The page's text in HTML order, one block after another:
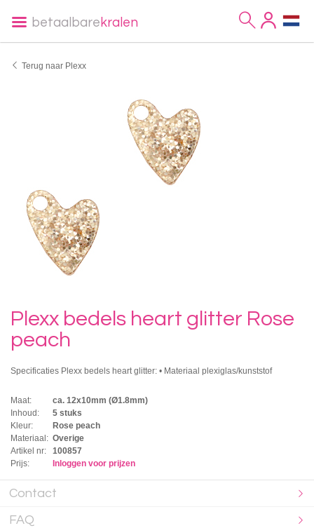
betaalbare kralen
Terug naar Plexx
Plexx bedels heart glitter Rose
peach
Specificaties Plexx bedels heart glitter: • Materiaal plexiglas/kunststof
Maat:
ca. 12x10mm (Ø1.8mm)
Inhoud:
5 stuks
Kleur:
Rose peach
Materiaal: Overige
Artikel nr:
100857
Prijs:
Inloggen voor prijzen
Contact
FAQ